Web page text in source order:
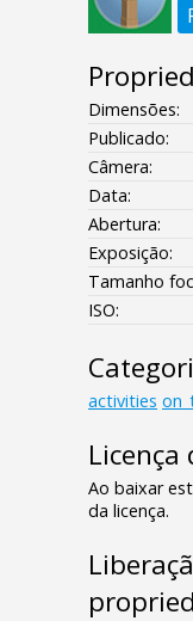
Dimensões:
Publicado:
Câmera:
Data:
Abertura:
Exposição:
Tamanho
ISO:
activities
Licença
Ao baixar
da licença.